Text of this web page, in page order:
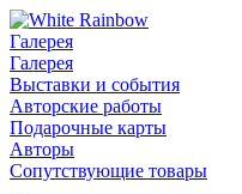
Галерея
Галерея
Выставки и события
Авторские работы
Подарочные карты
Авторы
Сопутствующие товары